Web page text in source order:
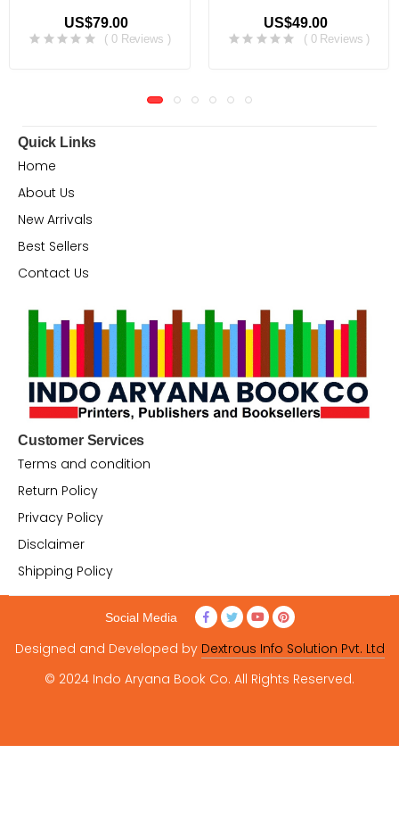
US$79.00
( 0 Reviews )
US$49.00
( 0 Reviews )
Quick Links
Home
About Us
New Arrivals
Best Sellers
Contact Us
Customer Services
Terms and condition
Return Policy
Privacy Policy
Disclaimer
Shipping Policy
© 2024 Indo Aryana Book Co. All Rights Reserved.
Designed and Developed by Dextrous Info Solution Pvt. Ltd
Social Media